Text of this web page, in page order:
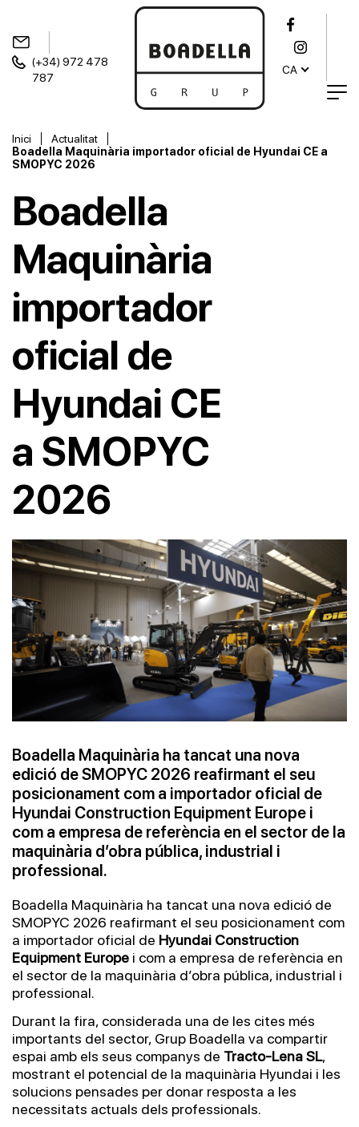
(+34) 972 478
787
CA
Inici
Actualitat
Boadella Maquinària importador oficial de Hyundai CE a
SMOPYC 2026
Boadella
Maquinària
importador
oficial de
Hyundai CE
a SMOPYC
2026
Boadella Maquinària ha tancat una nova
edició de SMOPYC 2026 reafirmant el seu
posicionament com a importador oficial de
Hyundai Construction Equipment Europe i
com a empresa de referència en el sector de la
maquinària d’obra pública, industrial i
professional.
Boadella Maquinària ha tancat una nova edició de
SMOPYC 2026 reafirmant el seu posicionament com
a importador oficial de Hyundai Construction
Equipment Europe i com a empresa de referència en
el sector de la maquinària d’obra pública, industrial i
professional.
Durant la fira, considerada una de les cites més
importants del sector, Grup Boadella va compartir
espai amb els seus companys de Tracto-Lena SL,
mostrant el potencial de la maquinària Hyundai i les
solucions pensades per donar resposta a les
necessitats actuals dels professionals.